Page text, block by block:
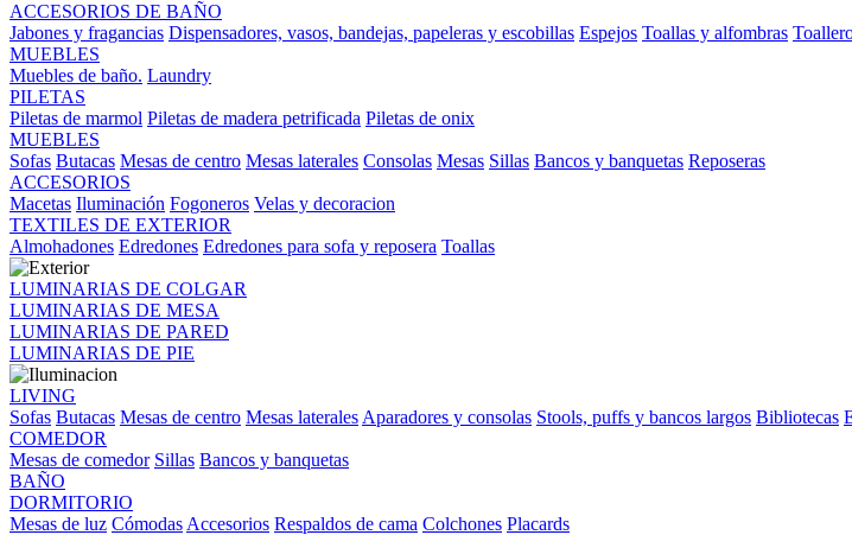
ACCESORIOS DE BAÑO
Jabones y fragancias Dispensadores, vasos, bandejas, papeleras y escobillas Espejos Toallas y alfombras
MUEBLES
Muebles de baño. Laundry
PILETAS
Piletas de marmol Piletas de madera petrificada Piletas de onix
MUEBLES
Sofas Butacas Mesas de centro Mesas laterales Consolas Mesas Sillas Bancos y banquetas Reposeras
ACCESORIOS
Macetas Iluminación Fogoneros Velas y decoracion
TEXTILES DE EXTERIOR
Almohadones Edredones Edredones para sofa y reposera Toallas
LUMINARIAS DE COLGAR
LUMINARIAS DE MESA
LUMINARIAS DE PARED
LUMINARIAS DE PIE
LIVING
Sofas Butacas Mesas de centro Mesas laterales Aparadores y consolas Stools, puffs y bancos largos Bibliotecas
COMEDOR
Mesas de comedor Sillas Bancos y banquetas
BAÑO
DORMITORIO
Mesas de luz Cómodas Accesorios Respaldos de cama Colchones Placards